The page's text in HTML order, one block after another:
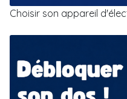
Choisir son appareil